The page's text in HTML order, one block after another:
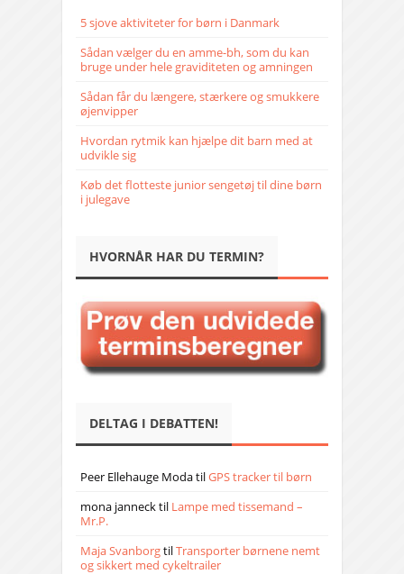
5 sjove aktiviteter for børn i Danmark
Sådan vælger du en amme-bh, som du kan
bruge under hele graviditeten og amningen
Sådan får du længere, stærkere og smukkere
øjenvipper
Hvordan rytmik kan hjælpe dit barn med at
udvikle sig
Køb det flotteste junior sengetøj til dine børn
i julegave
HVORNÅR HAR DU TERMIN?
DELTAG I DEBATTEN!
Peer Ellehauge ModatilGPS tracker til børn
mona jannecktil Lampe med tissemand –
Mr.P.
Maja SvanborgtilTransporter børnene nemt
og sikkert med cykeltrailer